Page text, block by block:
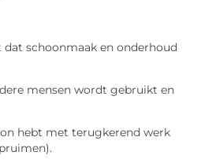
dat schoonmaak en onderhoud
mensen wordt gebruikt en
hebt met terugkerend werk